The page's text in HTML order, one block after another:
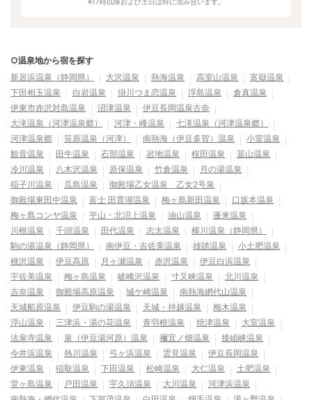
○温泉地から宿を探す
新居浜温泉（静岡県）
大沢温泉 熱海温泉 高室山温泉
富嶽温泉
下田相玉温泉
白岩温泉 掛川つま恋温泉 浮島温泉
倉真温泉
伊東市赤沢対島温泉
沼津温泉
伊豆長岡温泉古奈
大滝温泉（河津温泉郷）
河津・峰温泉
七滝温泉（河津温泉郷）
河津温泉郷
笹原温泉（河津） 南熱海（伊豆多賀）温泉
小室温泉
観音温泉
田牛温泉 石部温泉 岩地温泉 桜田温泉
韮山温泉
冷川温泉
八木沢温泉 原保温泉 竹倉温泉
月の湯温泉
稲子川温泉
瓜島温泉
御殿場乙女温泉 乙女2号泉
御殿場東田中温泉
富士 田貫湖温泉 梅ヶ島新田温泉
口坂本温泉
梅ヶ島コンヤ温泉
平山・北沼上温泉 油山温泉
蓬来温泉
川根温泉
千頭温泉 田代温泉 志太温泉
横川温泉（静岡県）
駒の湯温泉（静岡県）
南伊豆・吉佐美温泉 雄踏温泉
小土肥温泉
桃沢温泉
伊豆高原 月ヶ瀬温泉 赤沢温泉
伊豆白浜温泉
宇佐美温泉
梅ヶ島温泉 嵯峨沢温泉 寸又峡温泉
北川温泉
吉奈温泉
御殿場高原温泉 城ケ崎温泉
南熱海網代山温泉
天城船原温泉
伊豆駒の湯温泉 天城・持越温泉
梅木温泉
浮山温泉
三津浜・湯の花温泉 青羽根温泉 焼津温泉
大室温泉
法泉寺温泉
泉（伊豆湯河原）温泉 禰宜ノ畑温泉
接岨峡温泉
今井浜温泉
熱川温泉 弓ヶ浜温泉 雲見温泉
伊豆長岡温泉
伊東温泉
稲取温泉 下田温泉 松崎温泉 大仁温泉
土肥温泉
堂ヶ島温泉
戸田温泉 宇久須温泉 大川温泉
河津浜温泉